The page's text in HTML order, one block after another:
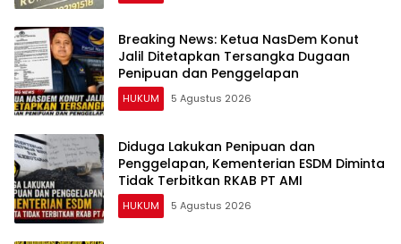
Breaking News: Ketua NasDem Konut
Jalil Ditetapkan Tersangka Dugaan
Penipuan dan Penggelapan
HUKUM 5 Agustus 2026
Diduga Lakukan Penipuan dan
Penggelapan, Kementerian ESDM Diminta
Tidak Terbitkan RKAB PT AMI
HUKUM 5 Agustus 2026